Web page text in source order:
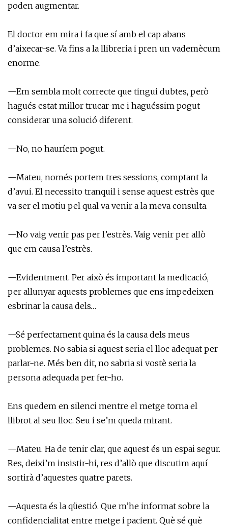
poden augmentar.
El doctor em mira i fa que sí amb el cap abans
d’aixecar-se. Va fins a la llibreria i pren un vademècum
enorme.
—Em sembla molt correcte que tingui dubtes, però
hagués estat millor trucar-me i haguéssim pogut
considerar una solució diferent.
—No, no hauríem pogut.
—Mateu, només portem tres sessions, comptant la
d’avui. El necessito tranquil i sense aquest estrès que
va ser el motiu pel qual va venir a la meva consulta.
—No vaig venir pas per l’estrès. Vaig venir per allò
que em causa l’estrès.
—Evidentment. Per això és important la medicació,
per allunyar aquests problemes que ens impedeixen
esbrinar la causa dels…
—Sé perfectament quina és la causa dels meus
problemes. No sabia si aquest seria el lloc adequat per
parlar-ne. Més ben dit, no sabria si vostè seria la
persona adequada per fer-ho.
Ens quedem en silenci mentre el metge torna el
llibrot al seu lloc. Seu i se’m queda mirant.
—Mateu. Ha de tenir clar, que aquest és un espai segur.
Res, deixi’m insistir-hi, res d’allò que discutim aquí
sortirà d’aquestes quatre parets.
—Aquesta és la qüestió. Que m’he informat sobre la
confidencialitat entre metge i pacient. Què sé què